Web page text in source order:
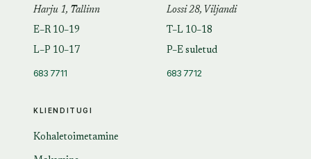
KLIENDITUGI
Kohaletoimetamine
Harju 1, Tallinn
E–R 10–19
L–P 10–17
683 7711
Lossi 28, Viljandi
T–L 10–18
P–E suletud
683 7712